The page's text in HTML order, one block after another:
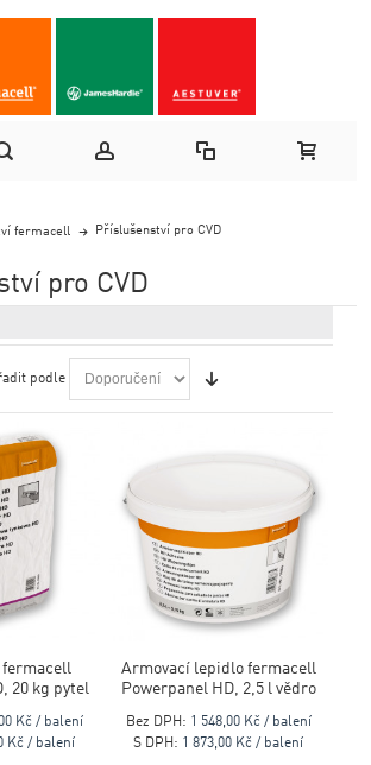
fermacell Příslušenství pro CVD
pro CVD
podle
fermacell
20 kg pytel
Kč / balení
Kč / balení
Armovací lepidlo fermacell
Powerpanel HD, 2,5 l vědro
Bez DPH: 1 548,00 Kč / balení
S DPH: 1 873,00 Kč / balení